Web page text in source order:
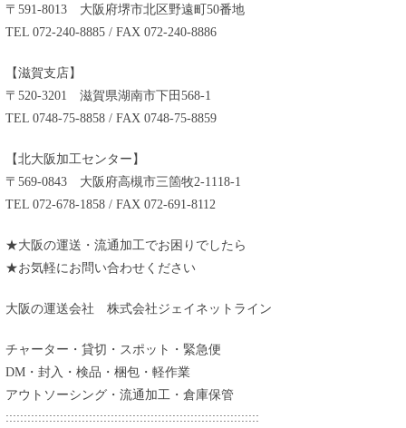
〒591-8013 大阪府堺市北区野遠町50番地
TEL 072-240-8885 / FAX 072-240-8886
【滋賀支店】
〒520-3201 滋賀県湖南市下田568-1
TEL 0748-75-8858 / FAX 0748-75-8859
【北大阪加工センター】
〒569-0843 大阪府高槻市三箇牧2-1118-1
TEL 072-678-1858 / FAX 072-691-8112
★大阪の運送・流通加工でお困りでしたら
★お気軽にお問い合わせください
大阪の運送会社 株式会社ジェイネットライン
チャーター・貸切・スポット・緊急便
DM・封入・検品・梱包・軽作業
アウトソーシング・流通加工・倉庫保管
::::::::::::::::::::::::::::::::::::::::::::::::::::::::::::::::::::::